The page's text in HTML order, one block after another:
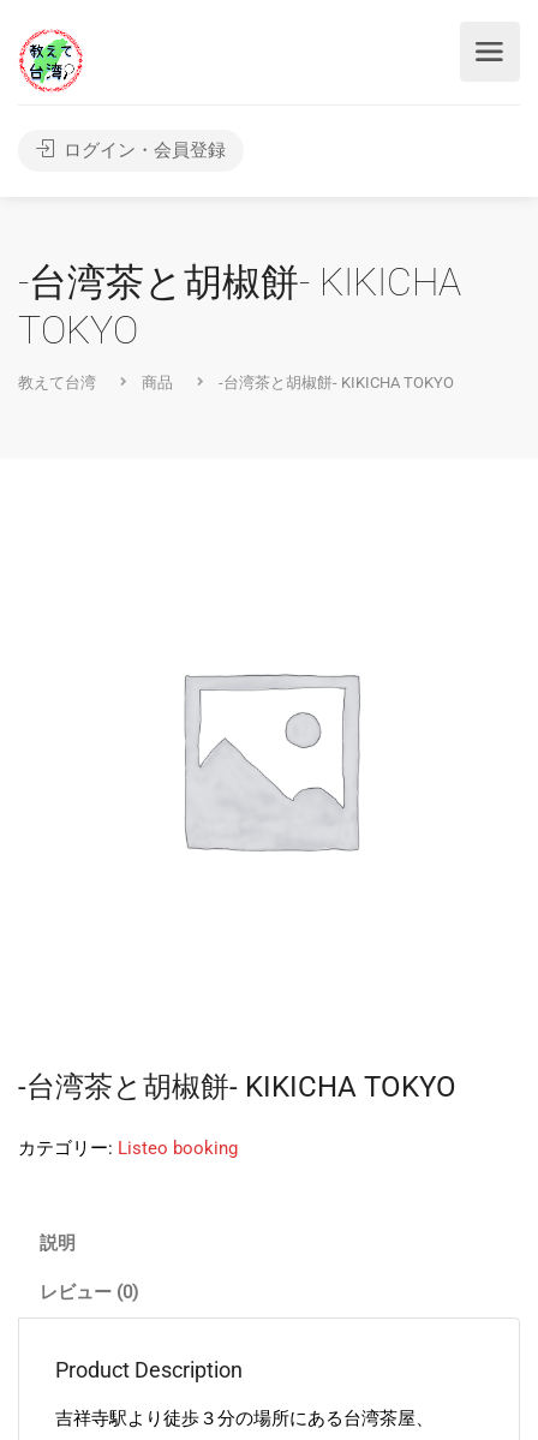
ログイン・会員登録
-台湾茶と胡椒餅- KIKICHA
TOKYO
教えて台湾 商品 -台湾茶と胡椒餅- KIKICHA TOKYO
-台湾茶と胡椒餅- KIKICHA TOKYO
カテゴリー: Listeo booking
説明
レビュー (0)
Product Description
吉祥寺駅より徒歩３分の場所にある台湾茶屋、